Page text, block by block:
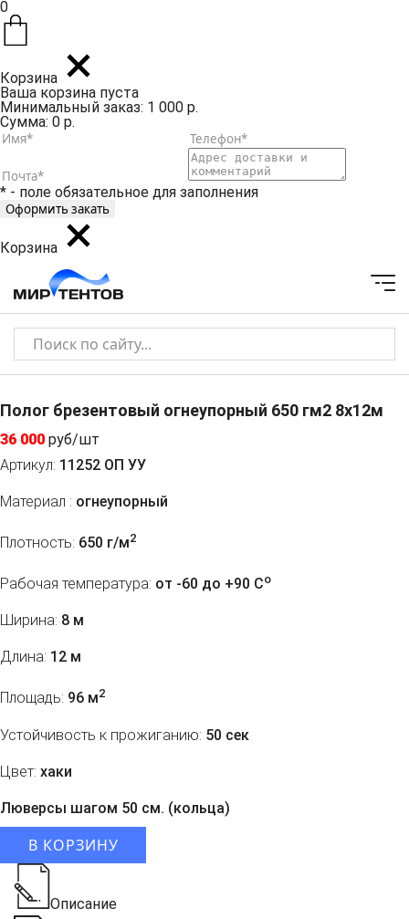
0
Корзина
Ваша корзина пуста
Минимальный заказ: 1 000 р.
Сумма: 0 р.
* - поле обязательное для заполнения
Корзина
Полог брезентовый огнеупорный 650 гм2 8x12м
36 000 руб/шт
Артикул: 11252 ОП УУ
Материал : огнеупорный
Плотность: 650 г/м2
Рабочая температура: от -60 до +90 Co
Ширина: 8 м
Длина: 12 м
Площадь: 96 м2
Устойчивость к прожиганию: 50 сек
Цвет: хаки
Люверсы шагом 50 см. (кольца)
В КОРЗИНУ
Описание